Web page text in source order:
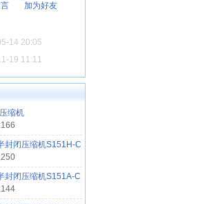
加为好友
14 20:05
19 11:11
缩机
166
封闭压缩机S151H-C
250
封闭压缩机S151A-C
144